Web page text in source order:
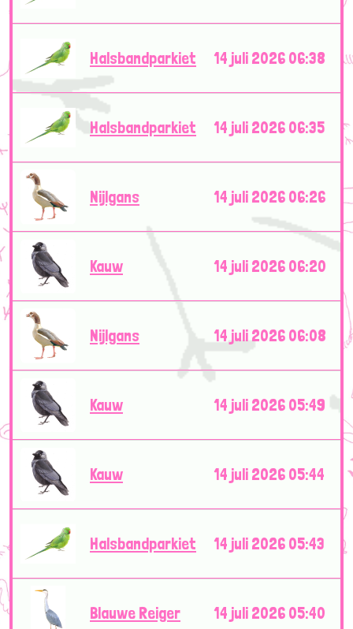
Halsbandparkiet 14 juli 2026 06:38
Halsbandparkiet 14 juli 2026 06:35
Nijlgans 14 juli 2026 06:26
Kauw 14 juli 2026 06:20
Nijlgans 14 juli 2026 06:08
Kauw 14 juli 2026 05:49
Kauw 14 juli 2026 05:44
Halsbandparkiet 14 juli 2026 05:43
Blauwe Reiger 14 juli 2026 05:40